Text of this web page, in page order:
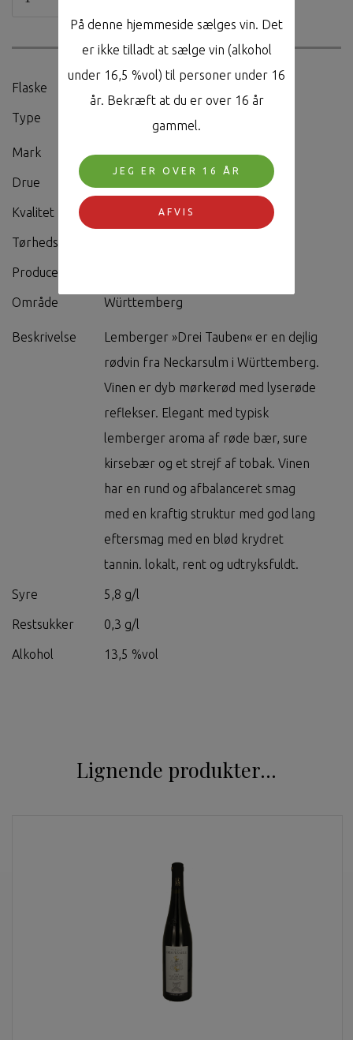
På denne hjemmeside sælges vin. Det
er ikke tilladt at sælge vin (alkohol
under 16,5 %vol) til personer under 16
år. Bekræft at du er over 16 år
gammel.
JEG ER OVER 16 ÅR
AFVIS
Flaske
Type
Mark Neckarsulm
Drue
Kvalitet
Tørhedsgrad
Producent
Område Württemberg
Beskrivelse
Lemberger »Drei Tauben« er en dejlig
rødvin fra Neckarsulm i Württemberg.
Vinen er dyb mørkerød med lyserøde
reflekser. Elegant med typisk
lemberger aroma af røde bær, sure
kirsebær og et strejf af tobak. Vinen
har en rund og afbalanceret smag
med en kraftig struktur med god lang
eftersmag med en blød krydret
tannin. lokalt, rent og udtryksfuldt.
Syre 5,8 g/l
Restsukker 0,3 g/l
Alkohol 13,5 %vol
Lignende produkter...